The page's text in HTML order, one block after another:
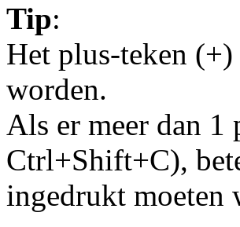
Tip:
Het plus-teken
worden.
Als er meer dan 1
Ctrl+Shift+C),
ingedrukt moeten